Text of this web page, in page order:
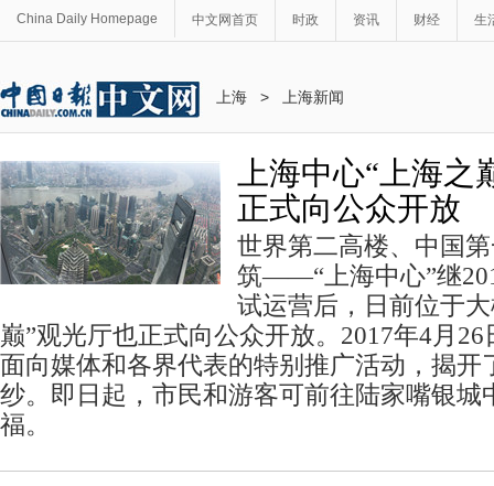
China Daily Homepage 中文网首页 时政 资讯 财经 生
上海 > 上海新闻
上海中心“上海之
正式向公众开放
世界第二高楼、中国
筑——“上海中心”继
试运营后，日前位于
巅”观光厅也正式向公众开放。2017年4月
面向媒体和各界代表的特别推广活动，揭开
纱。即日起，市民和游客可前往陆家嘴银城
福。